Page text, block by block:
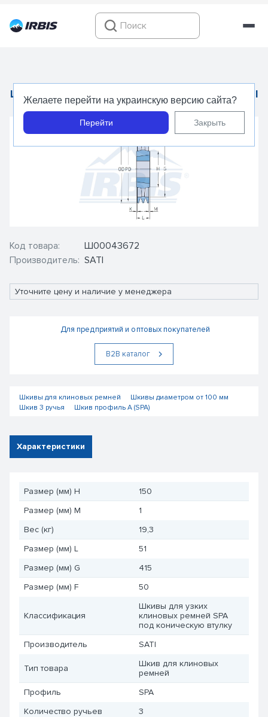
Желаете перейти на украинскую версию сайта?
Перейти Закрыть
Шкив для клиновых ремней 3SPA450TB - SATI
Код товара:
Производитель:
Ш00043672
SATI
Уточните цену и наличие у менеджера
Для предприятий и оптовых покупателей
В2В каталог
Шкивы для клиновых ремней
Шкивы диаметром от 100 мм
Шкив 3 ручья
Шкив профиль А (SPA)
Характеристики
Размер (мм) H
150
Размер (мм) M
1
Вес (кг)
19,3
Размер (мм) L
51
Размер (мм) G
415
Размер (мм) F
50
Классификация
Шкивы для узких
клиновых ремней SPA
под коническую втулку
Производитель
SATI
Тип товара
Шкив для клиновых
ремней
Профиль
SPA
Количество ручьев
3